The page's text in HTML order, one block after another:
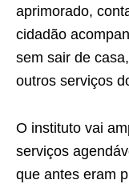
aprimorado,
cidadão
sem sair de
outros serviços
O instituto vai
serviços
que antes eram